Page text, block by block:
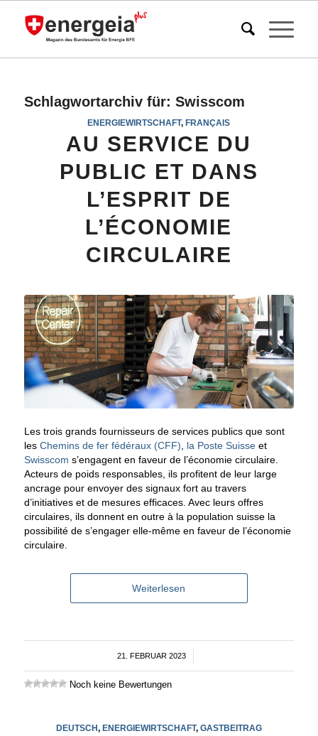
Schlagwortarchiv für: Swisscom
ENERGIEWIRTSCHAFT,FRANÇAIS
AU SERVICE DU
PUBLIC ET DANS
L’ESPRIT DE
L’ÉCONOMIE
CIRCULAIRE
Les trois grands fournisseurs de services publics que sont
les Chemins de fer fédéraux (CFF) la Poste Suisseet
Swisscom s’engagent en faveur de l’économie circulaire.
Acteurs de poids responsables, ils profitent de leur large
ancrage pour envoyer des signaux fort au travers
d’initiatives et de mesures efficaces. Avec leurs offres
circulaires, ils donnent en outre à la population suisse la
possibilité de s’engager elle-même en faveur de l’économie
circulaire.
Weiterlesen
21. FEBRUAR 2023
/
Noch keine Bewertungen
DEUTSCH, ENERGIEWIRTSCHAFT, GASTBEITRAG